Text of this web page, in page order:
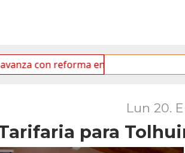
reforma en el Senado
Lun 20.
para